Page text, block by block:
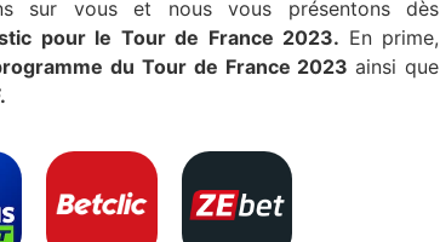
sur vous et nous vous présentons dès
pour le Tour de France 2023. En prime,
du Tour de France 2023ainsi que